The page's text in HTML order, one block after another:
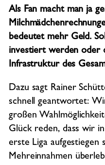
Als Fan macht man ja
bedeutet mehr Geld.
investiert werden oder
Infrastruktur des
Dazu sagt Rainer
schnell geantwortet:
großen
Glück reden, dass wir
erste Liga aufgestiegen
Mehreinnahmen